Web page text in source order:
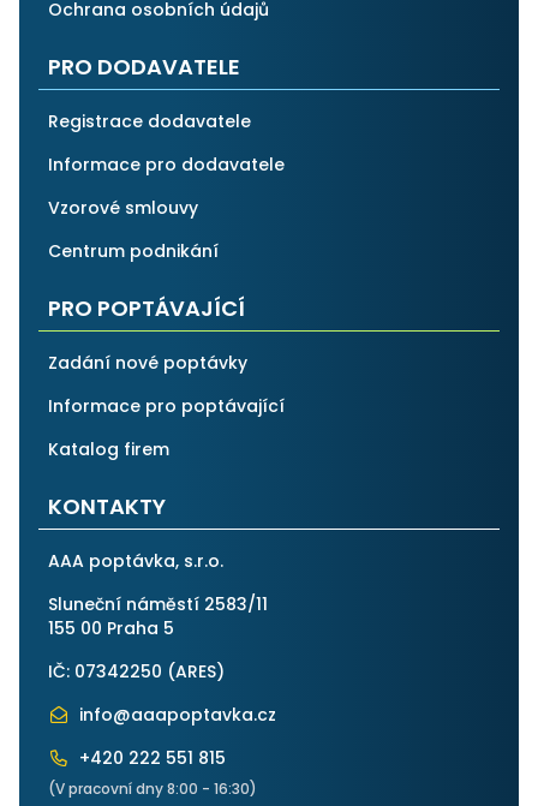
Ochrana osobních údajů
PRO DODAVATELE
Registrace dodavatele
Informace pro dodavatele
Vzorové smlouvy
Centrum podnikání
PRO POPTÁVAJÍCÍ
Zadání nové poptávky
Informace pro poptávající
Katalog firem
KONTAKTY
AAA poptávka, s.r.o.
Sluneční náměstí 2583/11
155 00 Praha 5
IČ: 07342250 (ARES)
info@aaapoptavka.cz
+420 222 551 815
(V pracovní dny 8:00 - 16:30)